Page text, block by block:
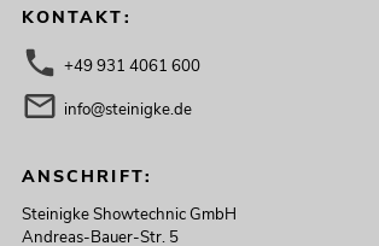
KONTAKT:
+49 931 4061 600
info@steinigke.de
ANSCHRIFT:
Steinigke Showtechnic GmbH
Andreas-Bauer-Str. 5